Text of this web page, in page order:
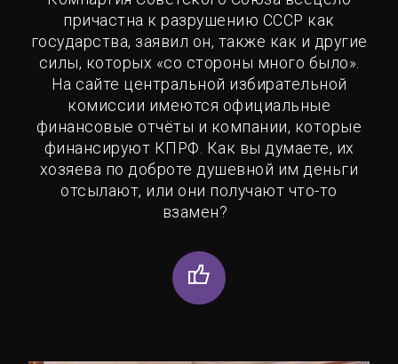
причастна к разрушению СССР как
государства, заявил он, также как и другие
силы, которых «со стороны много было».
На сайте центральной избирательной
комиссии имеются официальные
финансовые отчёты и компании, которые
финансируют КПРФ. Как вы думаете, их
хозяева по доброте душевной им деньги
отсылают, или они получают что-то
взамен?